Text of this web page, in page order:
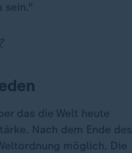
sein."
das die Welt heute
Nach dem Ende des
möglich. Die